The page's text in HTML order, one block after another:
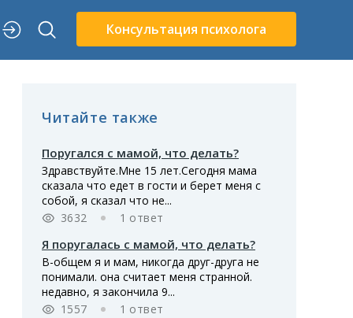
Консультация психолога
Читайте также
Поругался с мамой, что делать?
Здравствуйте.Мне 15 лет.Сегодня мама
сказала что едет в гости и берет меня с
собой, я сказал что не...
3632
1 ответ
Я поругалась с мамой, что делать?
В-общем я и мам, никогда друг-друга не
понимали. она считает меня странной.
недавно, я закончила 9...
1557
1 ответ